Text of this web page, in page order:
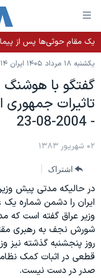
لینکهای
قابل
دسترسی
جهش
محتوای
اصلی
جهش
صفحه
جهش
جستجو
خانه
نسخه سبک وب‌سایت
موضوع ها
ایران
آمریکا
جهان
ویژه برنامه‌ها
ویدیوها
فرهنگ و زندگی
حقوق شهروندی
اقتصادی
برنامه های تلویزیونی
جدول برنامه ها
صفحه‌های ویژه
۲۵۰سالگی آمریکا
بایگانی برنامه‌های تلویزیونی
مستندها
انتخابات ریاست جمهوری آمریکا
حمله جمهوری اسلامی به
فرکانس‌های صدای آمریکا
یادگیری زبان انگلیسی
دنبال کنید
یک مقام حوثی‌ها پس از
یکشنبه ۱۸ مرداد ۱۴۰۵ ایران ۰۵:۱۴
گفتگو با هوشنگ
تاثيرات جمهوری
- 2004-08-23
۰۲ شهریور ۱۳۸۳
اشتراک
در حاليکه مدتی پيش
ايران را دشمن شماره
وزير عراق گفته است که
شورش نجف به رهبری
روز پنجشنبه گذشته نيز
قطعی در اثبات کمک
صدر در دست نيست.